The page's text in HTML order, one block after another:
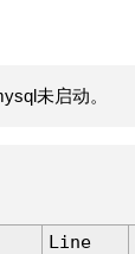
未启动。
Line